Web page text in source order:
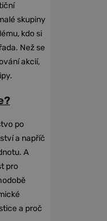
skupiny
kdo si
Než se
akcií,
po
a napříč
A
pro
a proč